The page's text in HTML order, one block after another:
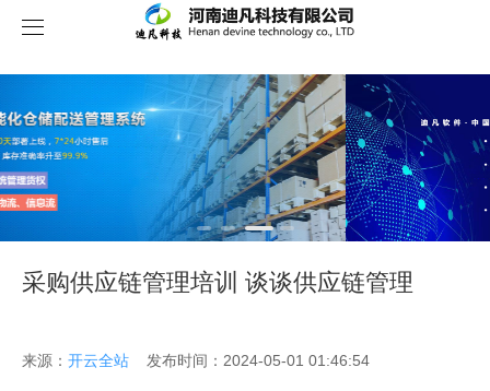
采购供应链管理培训 谈谈供应链管理
来源： 开云全站 发布时间：2024-05-01 01:46:54